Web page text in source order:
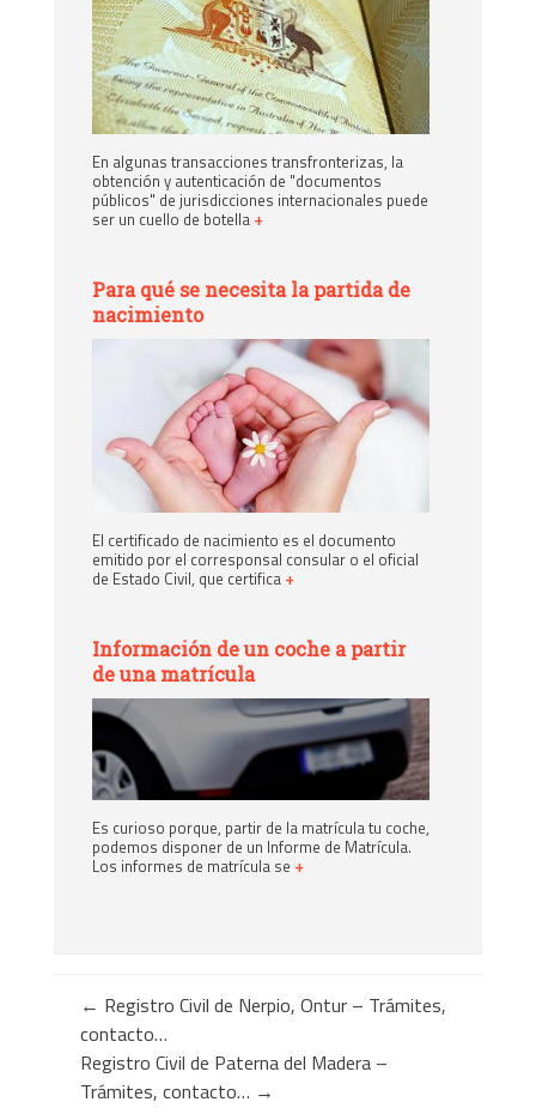
En algunas transacciones transfronterizas, la
obtención y autenticación de "documentos
públicos" de jurisdicciones internacionales puede
ser un cuello de botella +
Para qué se necesita la partida de
nacimiento
El certificado de nacimiento es el documento
emitido por el corresponsal consular o el oficial
de Estado Civil, que certifica +
Información de un coche a partir
de una matrícula
Es curioso porque, partir de la matrícula tu coche,
podemos disponer de un Informe de Matrícula.
Los informes de matrícula se +
← Registro Civil de Nerpio, Ontur – Trámites,
contacto…
Registro Civil de Paterna del Madera –
Trámites, contacto… →